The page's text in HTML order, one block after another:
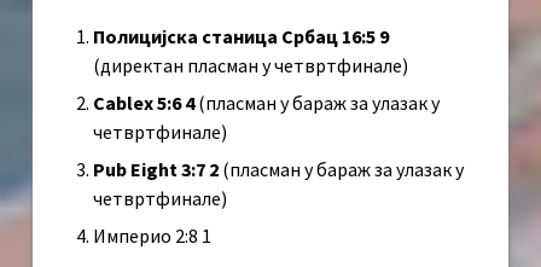
Полицијска станица Србац 16:5 9
(директан пласман у четвртфинале)
Cablex 5:6 4(пласман у бараж за улазак у
четвртфинале)
Pub Eight 3:7 2 (пласман у бараж за улазак у
четвртфинале)
Империо 2:8 1